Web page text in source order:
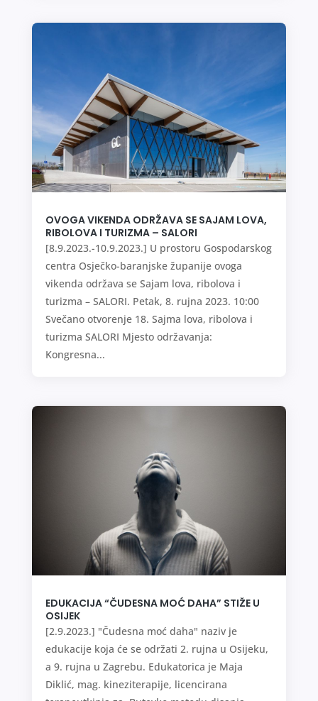
OVOGA VIKENDA ODRŽAVA SE SAJAM LOVA,
RIBOLOVA I TURIZMA – SALORI
[8.9.2023.-10.9.2023.] U prostoru Gospodarskog
centra Osječko-baranjske županije ovoga
vikenda održava se Sajam lova, ribolova i
turizma – SALORI. Petak, 8. rujna 2023. 10:00
Svečano otvorenje 18. Sajma lova, ribolova i
turizma SALORI Mjesto održavanja:
Kongresna...
EDUKACIJA “ČUDESNA MOĆ DAHA” STIŽE U
OSIJEK
[2.9.2023.] "Čudesna moć daha" naziv je
edukacije koja će se održati 2. rujna u Osijeku,
a 9. rujna u Zagrebu. Edukatorica je Maja
Diklić, mag. kineziterapije, licencirana